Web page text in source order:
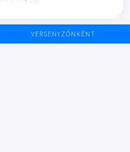
VERSENYZŐNKÉNT